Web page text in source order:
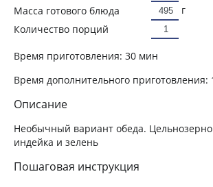
Масса готового блюда
г
Количество порций
Время приготовления: 30 мин
Время дополнительного приготовления:
Описание
Необычный вариант обеда.
индейка и зелень
Пошаговая инструкция